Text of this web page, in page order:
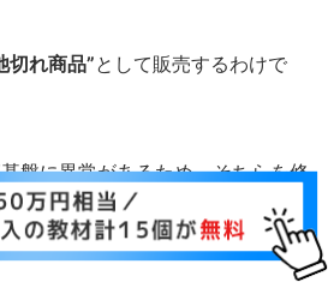
切れ商品”として販売するわけで
盤に異常があるため、そちらを修
。